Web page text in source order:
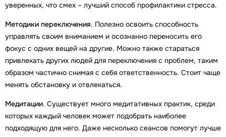
уверенных, что смех – лучший способ профилактики стресса.
Методики переключения. Полезно освоить способность
управлять своим вниманием и осознанно переносить его
фокус с одних вещей на другие. Можно также стараться
привлекать других людей для переключения с проблем, таким
образом частично снимая с себя ответственность. Стоит чаще
менять обстановку и отвлекаться.
Медитации. Существует много медитативных практик, среди
которых каждый человек может подобрать наиболее
подходящую для него. Даже несколько сеансов помогут лучше